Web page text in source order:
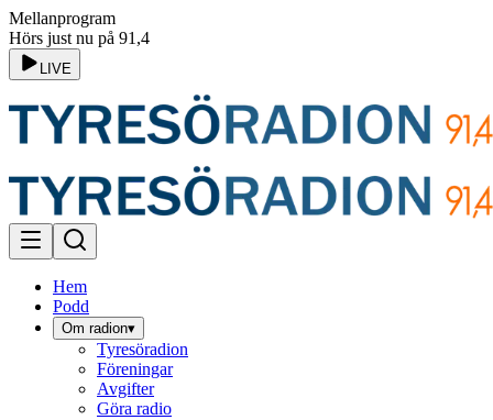
Mellanprogram
Hörs just nu på 91,4
LIVE
Hem
Podd
Om radion▾
Tyresöradion
Föreningar
Avgifter
Göra radio